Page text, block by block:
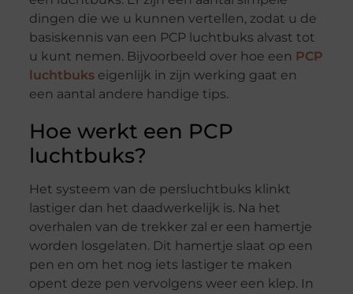
dingen die we u kunnen vertellen, zodat u de
basiskennis van een PCP luchtbuks alvast tot
u kunt nemen. Bijvoorbeeld over hoe een PCP
luchtbukseigenlijk in zijn werking gaat en
een aantal andere handige tips.
Hoe werkt een PCP
luchtbuks?
Het systeem van de persluchtbuks klinkt
lastiger dan het daadwerkelijk is. Na het
overhalen van de trekker zal er een hamertje
worden losgelaten. Dit hamertje slaat op een
pen en om het nog iets lastiger te maken
opent deze pen vervolgens weer een klep. In